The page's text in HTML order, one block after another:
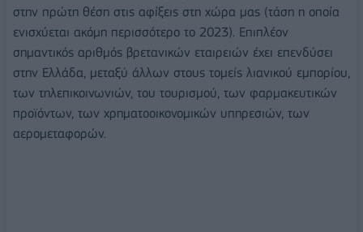
στην πρώτη θέση στις αφίξεις στη χώρα μας (τάση η οποία
ενισχύεται ακόμη περισσότερο το 2023). Επιπλέον
σημαντικός αριθμός βρετανικών εταιρειών έχει επενδύσει
στην Ελλάδα, μεταξύ άλλων στους τομείς λιανικού εμπορίου,
των τηλεπικοινωνιών, του τουρισμού, των φαρμακευτικών
προϊόντων, των χρηματοοικονομικών υπηρεσιών, των
αερομεταφορών.